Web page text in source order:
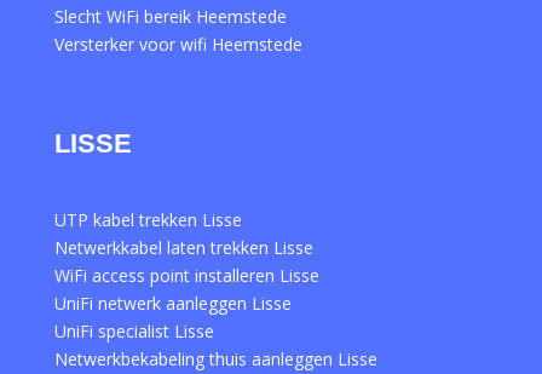
Slecht WiFi bereik Heemstede
Versterker voor wifi Heemstede
LISSE
UTP kabel trekken Lisse
Netwerkkabel laten trekken Lisse
WiFi access point installeren Lisse
UniFi netwerk aanleggen Lisse
UniFi specialist Lisse
Netwerkbekabeling thuis aanleggen Lisse